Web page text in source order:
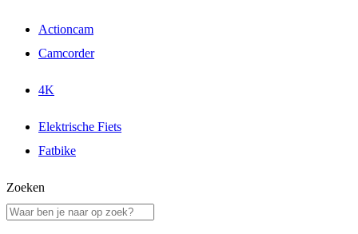
Actioncam
Camcorder
4K
Elektrische Fiets
Fatbike
Zoeken